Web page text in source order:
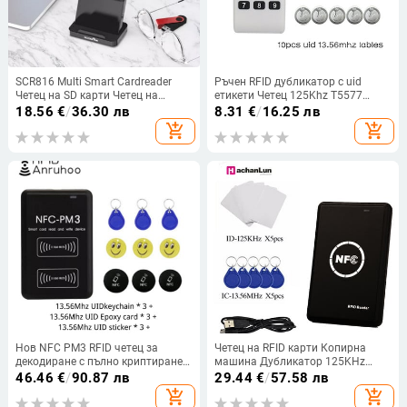
SCR816 Multi Smart Cardreader
Четец на SD карти Четец на
смарт камера Четци на карти
Адаптер за Windows 10 8 7 XP
Max OS Linux
18.56 €/36.30 лв
add_shopping_cart
Ръчен RFID дубликатор с uid
етикети Четец 125Khz T5577
Писател 13.56Mhz UID Smart Chip
Card Key Cloner Програматор
Копир
8.31 €/16.25 лв
add_shopping_cart
Нов NFC PM3 RFID четец за
декодиране с пълно криптиране
Дубликатор на смарт чип карти
13,56 Mhz записващо устройство
1K Ключова значка S50 Копирна
46.46 €/90.87 лв
add_shopping_cart
Четец на RFID карти Копирна
машина Дубликатор 125KHz
Ключодържател NFC Четец на
смарт карти Писател 13.56MHz
Криптиран програматор uid
29.44€/57.58 лв
add_shopping_cart